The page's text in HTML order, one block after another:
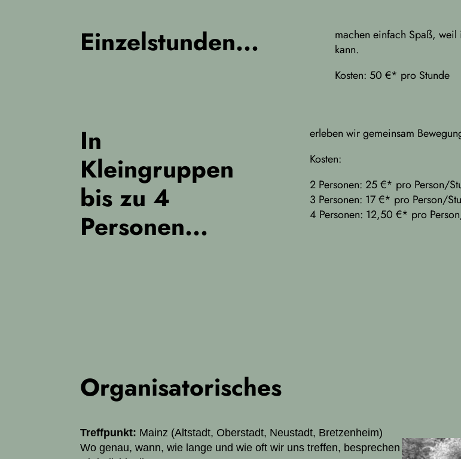
Einzelstunden...
machen einfach Spaß,
kann.
Kosten: 50 €* pro Stunde
In
Kleingruppen
bis zu 4
Personen...
erleben wir gemeinsam
Kosten:
2 Personen: 25 €* pro Person/
3 Personen: 17 €* pro Person/
4 Personen: 12,50 €* pro
Organisatorisches
Treffpunkt: Mainz (Altstadt, Oberstadt, Neustadt, Bretzenheim)
Wo genau, wann, wie lange und wie oft wir uns treffen, besprechen